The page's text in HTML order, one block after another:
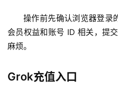
操作前先确认浏览器登录
会员权益和账号 ID 相关，提
麻烦。
Grok充值入口